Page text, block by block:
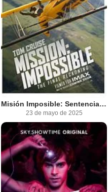
Misión Imposible: Sentencia final
23 de mayo de 2025